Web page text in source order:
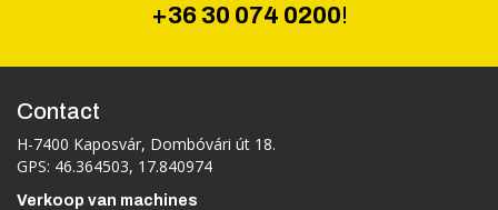
+36 30 074 0200!
Contact
H-7400 Kaposvár, Dombóvári út 18.
GPS: 46.364503, 17.840974
Verkoop van machines